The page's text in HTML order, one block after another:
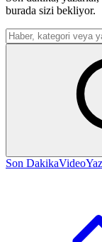
burada sizi bekliyor.
Menüden arama yap
Son DakikaVideo